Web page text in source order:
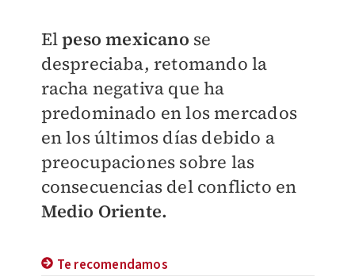
Elpeso mexicano se
despreciaba, retomando la
racha negativa que ha
predominado en los mercados
en los últimos días debido a
preocupaciones sobre las
consecuencias del conflicto en
Medio Oriente.
Te recomendamos